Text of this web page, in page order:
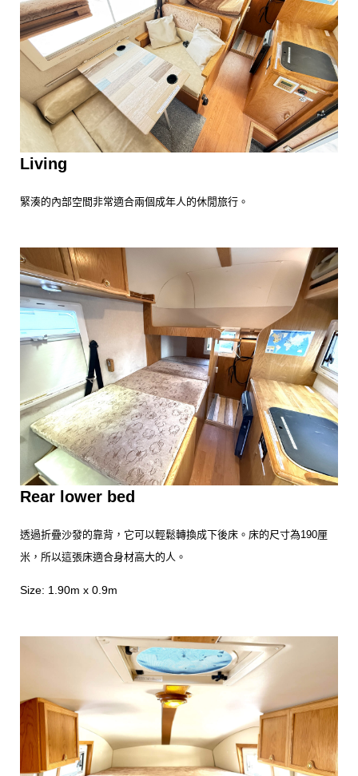
Living
緊湊的內部空間非常適合兩個成年人的休閒旅行。
Rear lower bed
透過折疊沙發的靠背，它可以輕鬆轉換成下後床。床的尺寸為190厘
米，所以這張床適合身材高大的人。
Size: 1.90m x 0.9m